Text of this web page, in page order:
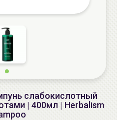
cлабокислотный
| 400мл | Herbalism